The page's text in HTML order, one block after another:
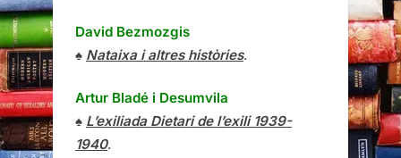
David Bezmozgis
♠ Nataixa i altres històries.
Artur Bladé i Desumvila
♠ L’exiliada Dietari de l’exili 1939-
1940.